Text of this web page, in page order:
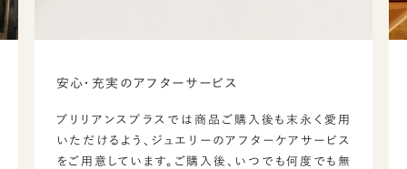
安心・充実のアフターサービス
ブリリアンスプラスでは商品ご購入後も末永く愛用
いただけるよう、ジュエリーのアフターケアサービス
をご用意しています。ご購入後、いつでも何度でも無